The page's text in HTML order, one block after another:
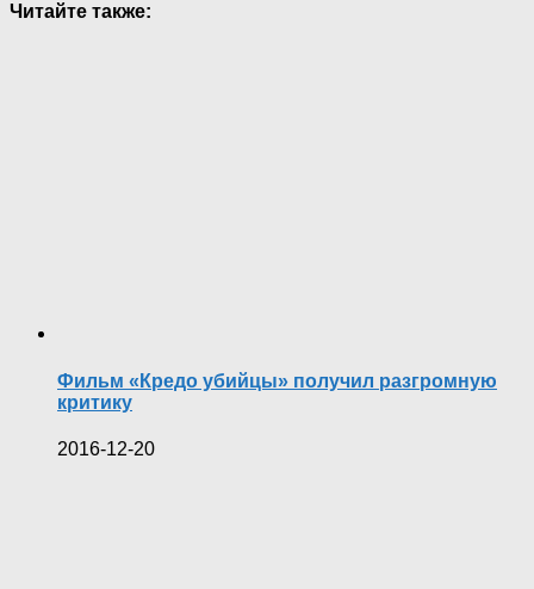
Читайте также:
Фильм «Кредо убийцы» получил разгромную
критику
2016-12-20